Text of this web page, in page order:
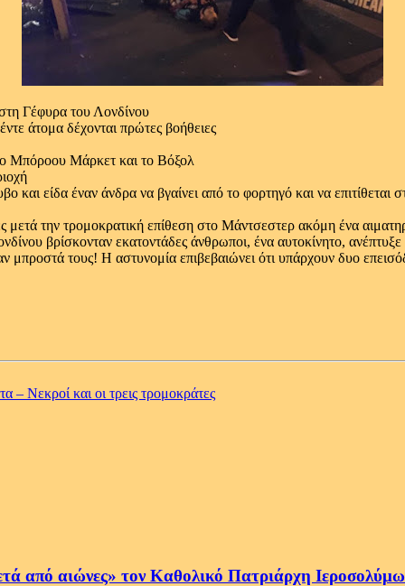
Γέφυρα του Λονδίνου
άτομα δέχονται πρώτες βοήθειες
Μπόροου Μάρκετ και το Βόξολ
είδα έναν άνδρα να βγαίνει από το φορτηγό και να επιτίθεται
την τρομοκρατική επίθεση στο Μάντσεστερ ακόμη ένα
βρίσκονταν εκατοντάδες άνθρωποι, ένα αυτοκίνητο,
μπροστά τους! Η αστυνομία επιβεβαιώνει ότι υπάρχουν δυο
– Νεκροί και οι τρεις τρομοκράτες
από αιώνες» τον Καθολικό Πατριάρχη